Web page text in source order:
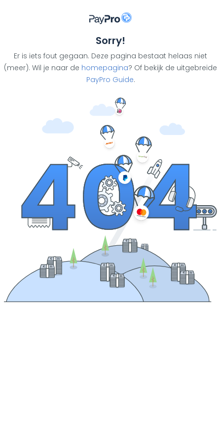
Sorry!
Er is iets fout gegaan. Deze pagina bestaat helaas niet
(meer). Wil je naar de homepagina? Of bekijk de uitgebreide
PayPro Guide.